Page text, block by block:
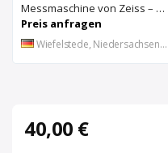
Messmaschine von Zeiss – Eclipse 550
Preis anfragen
Wiefelstede, Niedersachsen, DE
40,00 €